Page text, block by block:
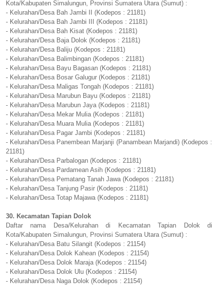
Kota/Kabupaten Simalungun, Provinsi Sumatera Utara (Sumut) :
- Kelurahan/Desa Bah Jambi II (Kodepos : 21181)
- Kelurahan/Desa Bah Jambi III (Kodepos : 21181)
- Kelurahan/Desa Bah Kisat (Kodepos : 21181)
- Kelurahan/Desa Baja Dolok (Kodepos : 21181)
- Kelurahan/Desa Baliju (Kodepos : 21181)
- Kelurahan/Desa Balimbingan (Kodepos : 21181)
- Kelurahan/Desa Bayu Bagasan (Kodepos : 21181)
- Kelurahan/Desa Bosar Galugur (Kodepos : 21181)
- Kelurahan/Desa Maligas Tongah (Kodepos : 21181)
- Kelurahan/Desa Marubun Bayu (Kodepos : 21181)
- Kelurahan/Desa Marubun Jaya (Kodepos : 21181)
- Kelurahan/Desa Mekar Mulia (Kodepos : 21181)
- Kelurahan/Desa Muara Mulia (Kodepos : 21181)
- Kelurahan/Desa Pagar Jambi (Kodepos : 21181)
- Kelurahan/Desa Panembean Marjanji (Panambean Marjandi) (Kodepos :
21181)
- Kelurahan/Desa Parbalogan (Kodepos : 21181)
- Kelurahan/Desa Pardamean Asih (Kodepos : 21181)
- Kelurahan/Desa Pematang Tanah Jawa (Kodepos : 21181)
- Kelurahan/Desa Tanjung Pasir (Kodepos : 21181)
- Kelurahan/Desa Totap Majawa (Kodepos : 21181)
30. Kecamatan Tapian Dolok
Daftar nama Desa/Kelurahan di Kecamatan Tapian Dolok di
Kota/Kabupaten Simalungun, Provinsi Sumatera Utara (Sumut) :
- Kelurahan/Desa Batu Silangit (Kodepos : 21154)
- Kelurahan/Desa Dolok Kahean (Kodepos : 21154)
- Kelurahan/Desa Dolok Maraja (Kodepos : 21154)
- Kelurahan/Desa Dolok Ulu (Kodepos : 21154)
- Kelurahan/Desa Naga Dolok (Kodepos : 21154)